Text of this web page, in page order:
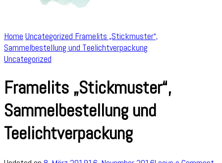
Home Uncategorized Framelits „Stickmuster“,
Sammelbestellung und Teelichtverpackung
Uncategorized
Framelits „Stickmuster“,
Sammelbestellung und
Teelichtverpackung